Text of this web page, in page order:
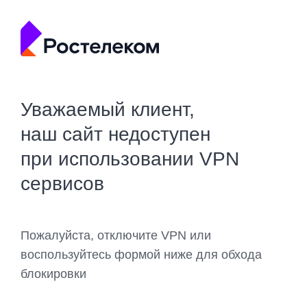
Уважаемый клиент,
наш сайт недоступен
при использовании VPN
сервисов
Пожалуйста, отключите VPN или
воспользуйтесь формой ниже для обхода
блокировки